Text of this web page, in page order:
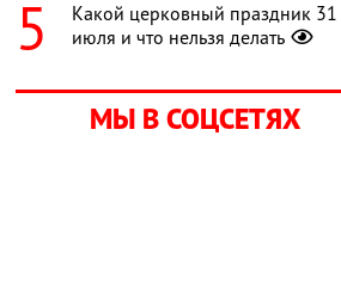
Какой церковный праздник 31
июля и что нельзя делать
МЫ В СОЦСЕТЯХ